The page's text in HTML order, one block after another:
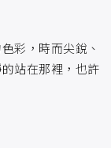
彩，時而尖銳、
站在那裡，也許